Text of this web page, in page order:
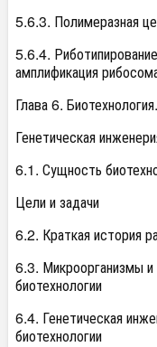
5.6.3. Полимеразная
5.6.4.
амплификация
Глава 6. Биотехнология.
Генетическая
6.1. Сущность
Цели и задачи
6.2. Краткая история
6.3. Микроорганизмы
биотехнологии
6.4. Генетическая
биотехнологии